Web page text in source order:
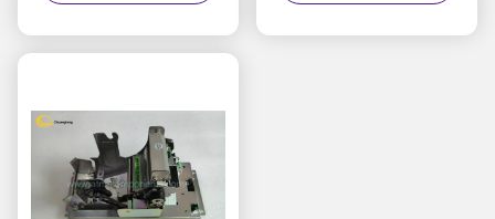
Windows 10 Ready